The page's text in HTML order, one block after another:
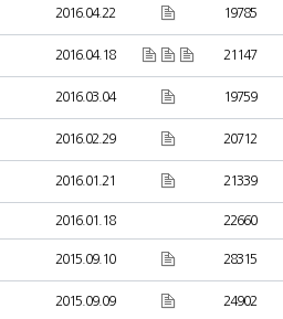
2016.04.22 19785
2016.04.18 21147
2016.03.04 19759
2016.02.29 20712
2016.01.21 21339
2016.01.18 22660
2015.09.10 28315
2015.09.09 24902